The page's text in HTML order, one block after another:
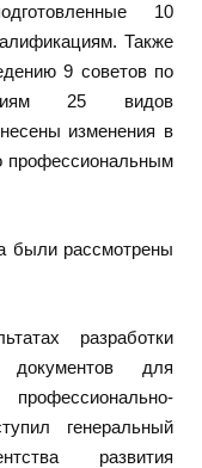
10
Также
9 советов по
25 видов
изменения в
профессиональным
были рассмотрены
разработки
документов для
генеральный
развития